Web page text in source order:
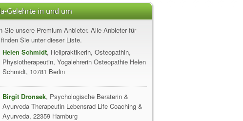
Gelehrte in und um
Sie unsere Premium-Anbieter. Alle Anbieter für
Sie unter dieser Liste.
Helen Schmidt, Heilpraktikerin, Osteopathin,
Physiotherapeutin, Yogalehrerin Osteopathie Helen
Schmidt, 10781 Berlin
Birgit Dronsek, Psychologische Beraterin &
Ayurveda Therapeutin Lebensrad Life Coaching &
Ayurveda, 22359 Hamburg